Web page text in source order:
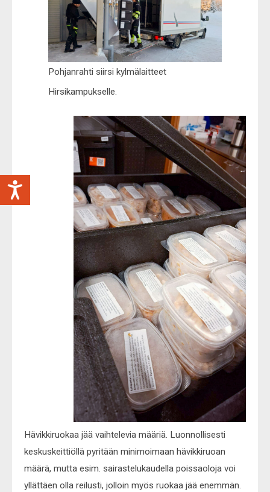
Pohjanrahti siirsi kylmälaitteet
Hirsikampukselle.
Hävikkiruokaa jää vaihtelevia määriä. Luonnollisesti
keskuskeittiöllä pyritään minimoimaan hävikkiruoan
määrä, mutta esim. sairastelukaudella poissaoloja voi
yllättäen olla reilusti, jolloin myös ruokaa jää enemmän.